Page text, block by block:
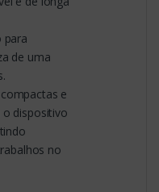
para
de uma
e
dispositivo
no